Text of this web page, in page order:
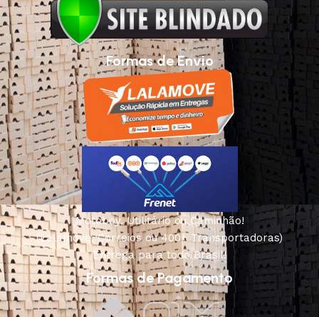
Formas de Envio
Motoboy, Utilitário ou Caminhão!
(Lalamove, Correios ou 400+ Transportadoras)
Entrega para todo Brasil!
Formas de Pagamento